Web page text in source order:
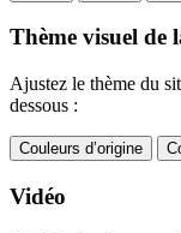
Thème visuel de
Ajustez le thème du
dessous :
Couleurs d’origine
Vidéo